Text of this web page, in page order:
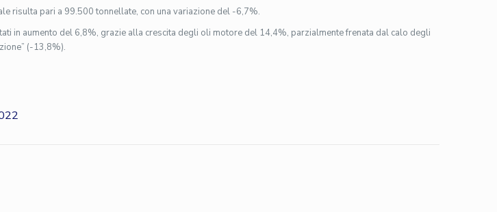
risulta pari a 99.500 tonnellate, con una variazione del -6,7%.
in aumento del 6,8%, grazie alla crescita degli oli motore del 14,4%, parzialmente frenata dal calo degli
(-13,8%).